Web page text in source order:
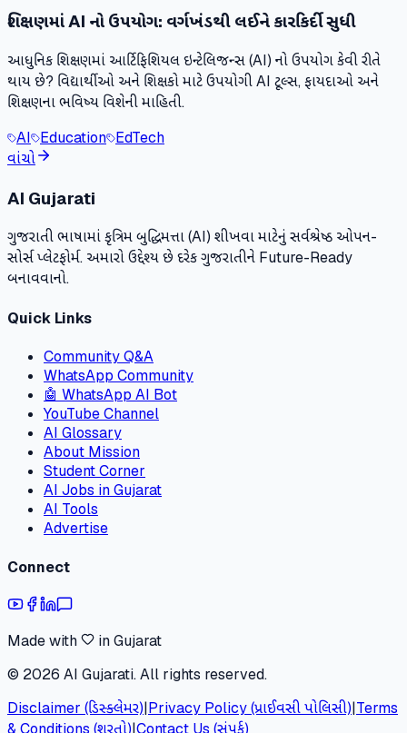
શિક્ષણમાં AI નો ઉપયોગ: વર્ગખંડથી લઈને કારકિર્દી સુધી
આધુનિક શિક્ષણમાં આર્ટિફિશિયલ ઇન્ટેલિજન્સ (AI) નો ઉપયોગ કેવી રીતે
થાય છે? વિદ્યાર્થીઓ અને શિક્ષકો માટે ઉપયોગી AI ટૂલ્સ, ફાયદાઓ અને
શિક્ષણના ભવિષ્ય વિશેની માહિતી.
AI Education EdTech
વાંચો
AI Gujarati
ગુજરાતી ભાષામાં કૃત્રિમ બુદ્ધિમત્તા (AI) શીખવા માટેનું સર્વશ્રેષ્ઠ ઓપન-
સોર્સ પ્લેટફોર્મ. અમારો ઉદ્દેશ્ય છે દરેક ગુજરાતીને Future-Ready
બનાવવાનો.
Quick Links
Community Q&A
WhatsApp Community
🤖 WhatsApp AI Bot
YouTube Channel
AI Glossary
About Mission
Student Corner
AI Jobs in Gujarat
AI Tools
Advertise
Connect
Made with
in Gujarat
© 2026 AI Gujarati. All rights reserved.
Disclaimer (ડિસ્ક્લેમર)|Privacy Policy (પ્રાઈવસી પોલિસી)|Terms
& Conditions (શરતો)|Contact Us (સંપર્ક)